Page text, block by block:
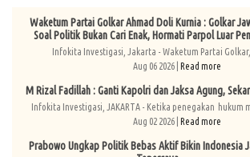
Waketum Partai Golkar Ahmad Doli Kurnia : Golkar
Soal Politik Bukan Cari Enak, Hormati Parpol Luar
Infokita Investigasi, Jakarta - Waketum Partai Golkar,
Aug 06 2026 | Read more
M Rizal Fadillah : Ganti Kapolri dan Jaksa Agung,
Infokita Investigasi, JAKARTA - Ketika penegakan hukum
Aug 02 2026 | Read more
Prabowo Ungkap Politik Bebas Aktif Bikin Indonesia